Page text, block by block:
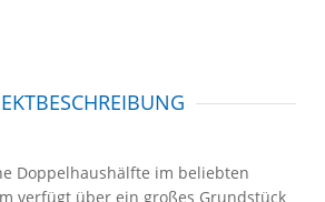
Doppelhaushälfte im beliebten
verfügt über ein großes Grundstück